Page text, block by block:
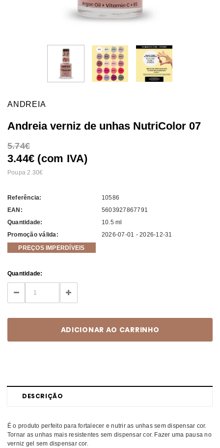
ANDREIA
Andreia verniz de unhas NutriColor 07
5.74
3.44€ (com IVA)
Poupa 2.30
Referência:
10586
EAN:
5603927867791
Quantidade:
10.5 ml
Promoção válida:
2026-07-01 - 2026-12-31
PREÇOS IMPERDÍVEIS
Current
Stock:
Quantidade:
DECREASE
QUANTITY:
INCREASE
QUANTITY:
DESCRIÇÃO
É o produto perfeito para fortalecer e nutrir as unhas sem dispensar cor.
Tornar as unhas mais resistentes sem dispensar cor. Fazer uma pausa no
verniz gel sem dispensar cor.